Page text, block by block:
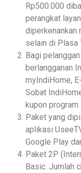
Rp500.000
perangkat
diperkenankan
selain di Plasa
Bagi
berlangganan
myIndiHome,
Sobat
kupon program
Paket yang
aplikasi
Google Play
Paket 2P
Basic. Jumlah